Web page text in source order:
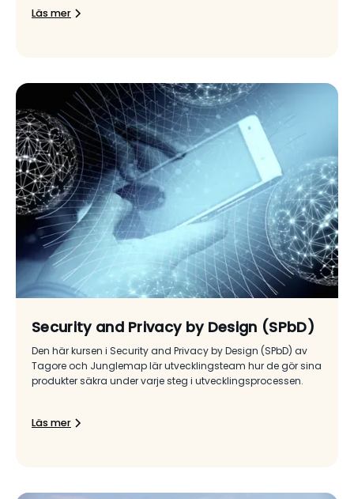
Läs mer
Security and Privacy by Design (SPbD)
Den här kursen i Security and Privacy by Design (SPbD) av
Tagore och Junglemap lär utvecklingsteam hur de gör sina
produkter säkra under varje steg i utvecklingsprocessen.
Läs mer